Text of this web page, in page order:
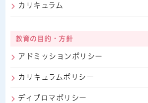
カリキュラム
教育の目的・方針
アドミッションポリシー
カリキュラムポリシー
ディプロマポリシー